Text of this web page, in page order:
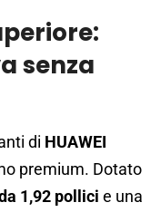
senza
di HUAWEI
premium. Dotato
1,92 pollici e una